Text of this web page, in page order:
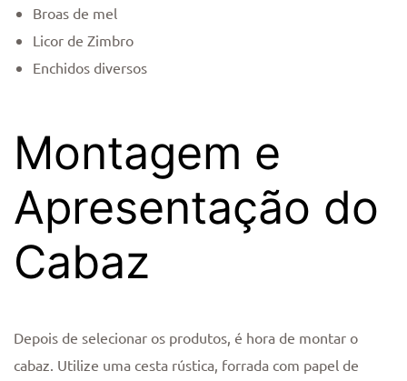
Broas de mel
Licor de Zimbro
Enchidos diversos
Montagem e
Apresentação do
Cabaz
Depois de selecionar os produtos, é hora de montar o
cabaz. Utilize uma cesta rústica, forrada com papel de